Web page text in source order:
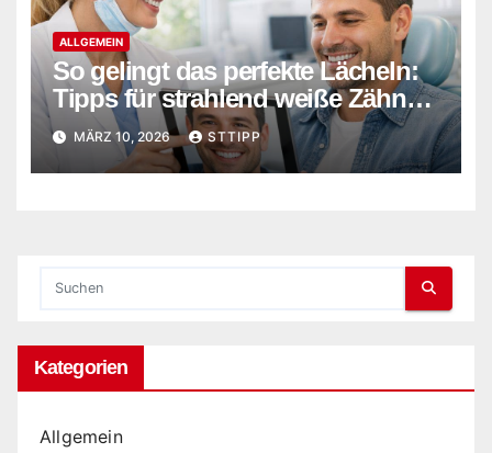
ALLGEMEIN
So gelingt das perfekte Lächeln:
Tipps für strahlend weiße Zähne
und gepflegte Ästhetik
MÄRZ 10, 2026 STTIPP
Kategorien
Allgemein